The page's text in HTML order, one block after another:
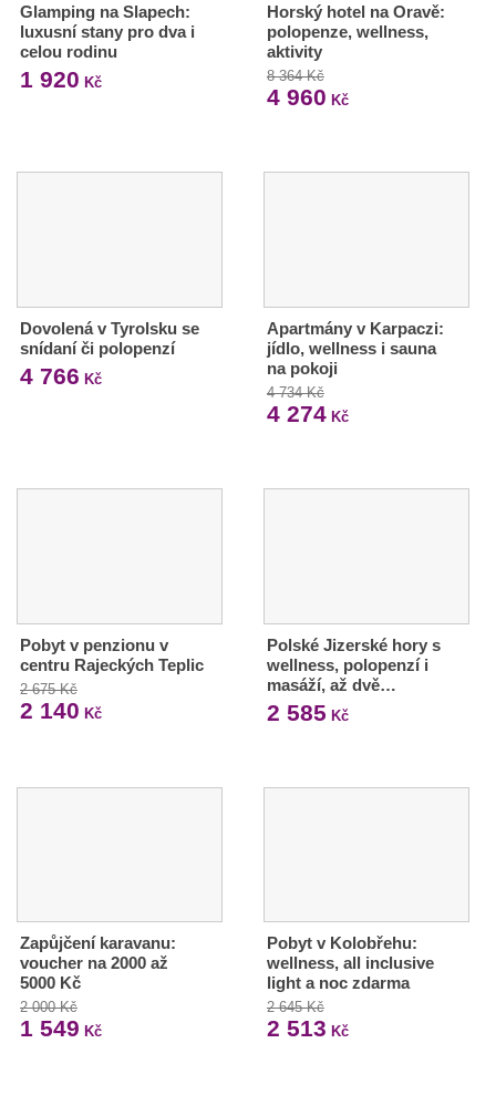
Glamping na Slapech:
luxusní stany pro dva i
celou rodinu
1 920 Kč
Horský hotel na Oravě:
polopenze, wellness,
aktivity
8 364 Kč
4 960 Kč
Dovolená v Tyrolsku se
snídaní či polopenzí
4 766 Kč
Apartmány v Karpaczi:
jídlo, wellness i sauna
na pokoji
4 734 Kč
4 274Kč
Pobyt v penzionu v
centru Rajeckých Teplic
2 675 Kč
2 140 Kč
Polské Jizerské hory s
wellness, polopenzí i
masáží, až dvě…
2 585 Kč
Zapůjčení karavanu:
voucher na 2000 až
5000 Kč
2 000 Kč
1 549 Kč
Pobyt v Kolobřehu:
wellness, all inclusive
light a noc zdarma
2 645 Kč
2 513 Kč